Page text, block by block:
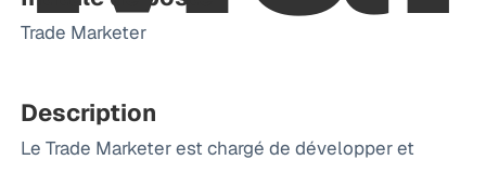
Trade Marketer
Description
Le Trade Marketer est chargé de développer et